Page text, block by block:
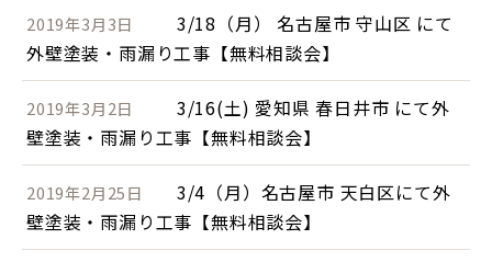
2019年3月3日
3/18（月） 名古屋市 守山区 にて
外壁塗装・雨漏り工事【無料相談会】
2019年3月2日
3/16(土) 愛知県 春日井市 にて外
壁塗装・雨漏り工事【無料相談会】
2019年2月25日
3/4（月）名古屋市 天白区にて外
壁塗装・雨漏り工事【無料相談会】